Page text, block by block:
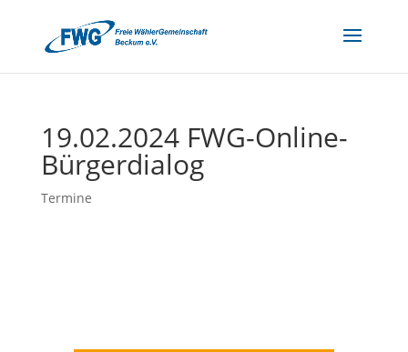
19.02.2024 FWG-Online-
Bürgerdialog
Termine